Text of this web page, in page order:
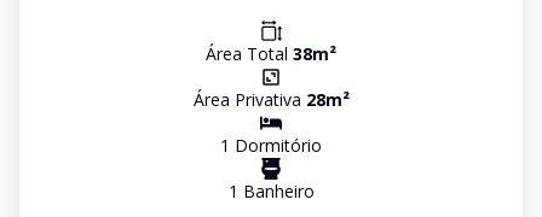
Área Total 38m²
Área Privativa 28m²
1 Dormitório
1 Banheiro